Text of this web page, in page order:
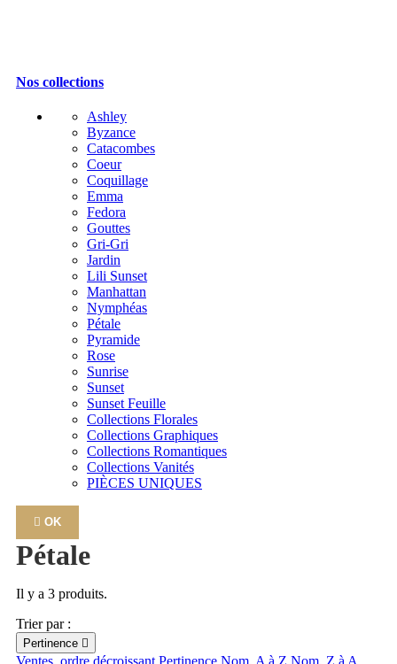
Nos collections
Ashley
Byzance
Catacombes
Coeur
Coquillage
Emma
Fedora
Gouttes
Gri-Gri
Jardin
Lili Sunset
Manhattan
Nymphéas
Pétale
Pyramide
Rose
Sunrise
Sunset
Sunset Feuille
Collections Florales
Collections Graphiques
Collections Romantiques
Collections Vanités
PIÈCES UNIQUES
 OK
Pétale
Il y a 3 produits.
Trier par :
Pertinence 